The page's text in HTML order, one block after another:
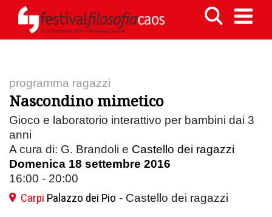
programma ragazzi
Nascondino mimetico
Gioco e laboratorio interattivo per bambini dai 3
anni
A cura di: G. Brandoli e Castello dei ragazzi
Domenica 18 settembre 2016
16:00 - 20:00
Carpi Palazzo dei Pio - Castello dei ragazzi